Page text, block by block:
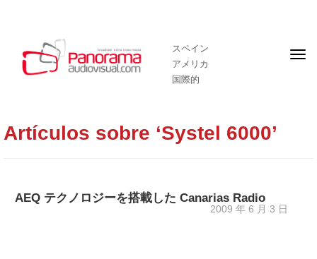
スペイン
アメリカ
国際的
フ
Artículos sobre ‘Systel 6000’
AEQ テクノロジーを搭載した Canarias Radio
2009 年 6 月 3 日